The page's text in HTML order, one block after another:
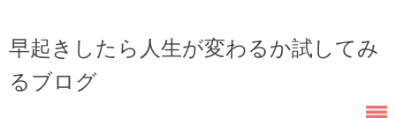
早起きしたら人生が変わるか試してみ
るブログ